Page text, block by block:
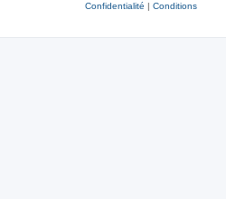
Confidentialité | Conditions